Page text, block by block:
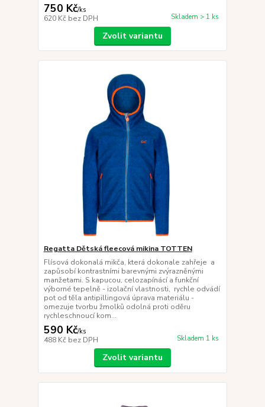
750 Kč/ks
620 Kč bez DPH Skladem > 1 ks
Zvolit variantu
Regatta Dětská fleecová mikina TOTTEN
Flísová dokonalá mikča, která dokonale zahřeje a
zapůsobí kontrastními barevnými zvýrazněnými
manžetami. S kapucou, celozapínácí a funkční
výborné tepelně - izolační vlastnosti, rychle odvádí
pot od těla antipillingová úprava materiálu -
omezuje tvorbu žmolků odolná proti oděru
rychleschnoucí kom...
590 Kč/ks
488 Kč bez DPH Skladem 1 ks
Zvolit variantu